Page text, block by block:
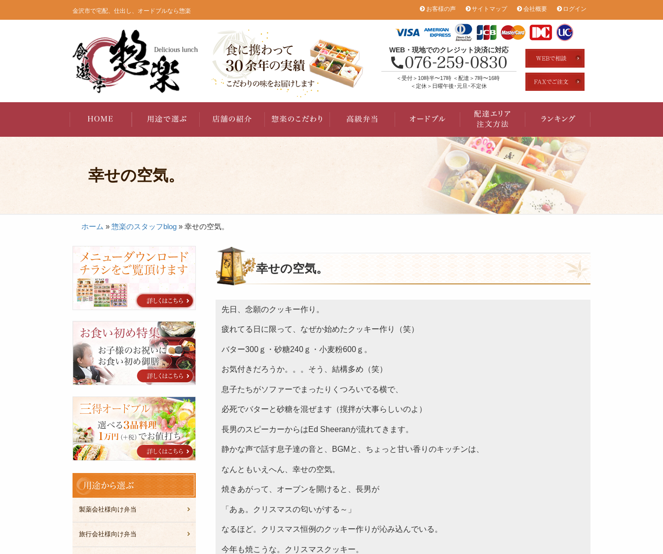
ッ
金沢市で宅配、仕出し、オードブルなら惣楽 お客様の声 サイトマップ 会社概要 ログイン
WEB・現地でのクレジット決済に対応
＜受付＞10時半〜17時 ＜配達＞7時〜16時
＜定休＞日曜午後･元旦･不定休
幸せの空気。
ホーム » 惣楽のスタッフblog » 幸せの空気。
幸せの空気。
先日、念願のクッキー作り。
疲れてる日に限って、なぜか始めたクッキー作り（笑）
バター300ｇ・砂糖240ｇ・小麦粉600ｇ。
お気付きだろうか。。。そう、結構多め（笑）
息子たちがソファーでまったりくつろいでる横で、
必死でバターと砂糖を混ぜます（撹拌が大事らしいのよ）
長男のスピーカーからはEd Sheeranが流れてきます。
静かな声で話す息子達の音と、BGMと、ちょっと甘い香りのキッチンは、
なんともいえへん、幸せの空気。
焼きあがって、オーブンを開けると、長男が
「あぁ。クリスマスの匂いがする～」
なるほど。クリスマス恒例のクッキー作りが沁み込んでいる。
今年も焼こうな。クリスマスクッキー。
カ
ロ
グ
い
初
め
特
集
得
オ
ー
ド
ブ
ル
用
途
か
ら
ぶ
製薬会社様向け弁当
旅行会社様向け弁当